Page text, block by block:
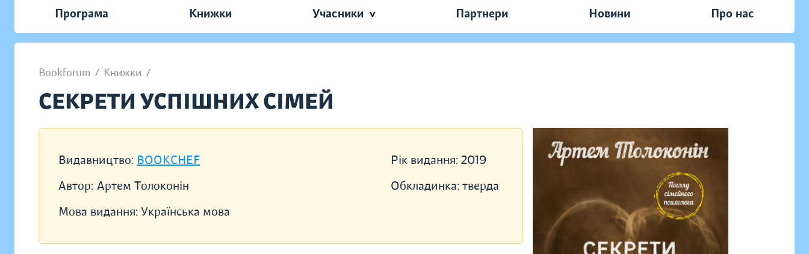
Програма Книжки Учасники Партнери Новини Про нас
Bookforum / Книжки /
СЕКРЕТИ УСПІШНИХ СІМЕЙ
Видавництво: BOOKCHEF
Автор: Артем Толоконін
Мова видання: Українська мова
Рік видання: 2019
Обкладинка: тверда